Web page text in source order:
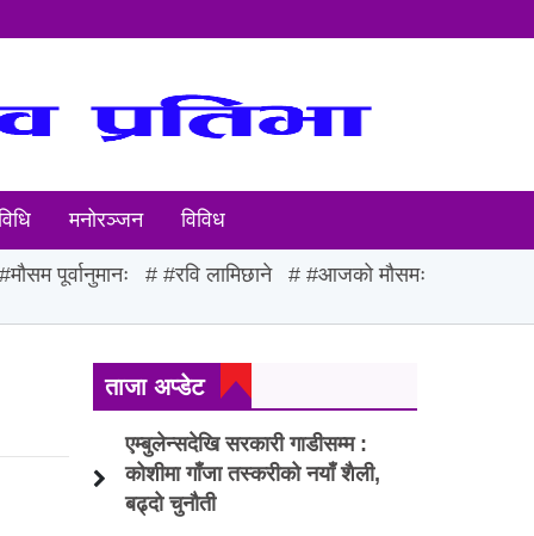
मनोरञ्जन विविध
#मौसम पूर्वानुमानः #रवि लामिछाने #आजको मौसमः
ताजा अप्डेट
एम्बुलेन्सदेखि सरकारी गाडीसम्म :
कोशीमा गाँजा तस्करीको नयाँ शैली,
बढ्दो चुनौती